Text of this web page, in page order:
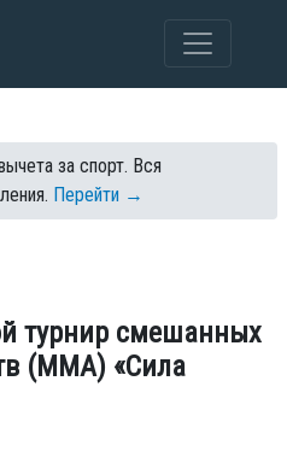
за спорт. Вся
Перейти →
турнир смешанных
(ММА) «Сила